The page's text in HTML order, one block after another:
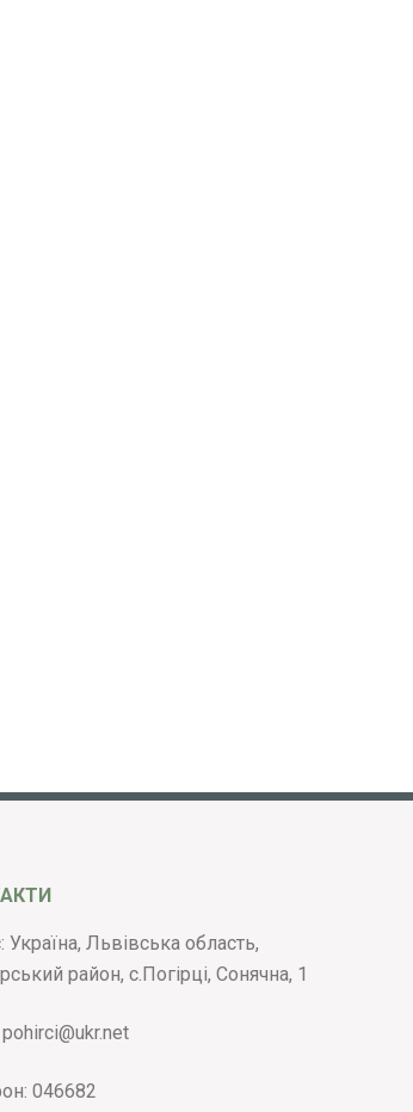
Україна, Львівська область,
район, с.Погірці, Сонячна, 1
pohirci@ukr.net
046682